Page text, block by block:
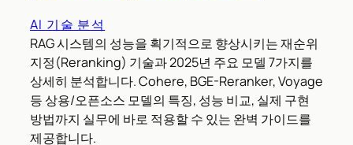
AI 기술 분석
RAG 시스템의 성능을 획기적으로 향상시키는 재순위
지정(Reranking) 기술과 2025년 주요 모델 7가지를
상세히 분석합니다. Cohere, BGE-Reranker, Voyage
등 상용/오픈소스 모델의 특징, 성능 비교, 실제 구현
방법까지 실무에 바로 적용할 수 있는 완벽 가이드를
제공합니다.